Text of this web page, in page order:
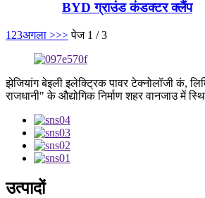
BYD ग्राउंड कंडक्टर क्लैंप
1 23अगला >>> पेज 1 / 3
झेजियांग बेइली इलेक्ट्रिक पावर टेक्नोलॉजी कं,
राजधानी" के औद्योगिक निर्माण शहर वानजाउ में
उत्पादों